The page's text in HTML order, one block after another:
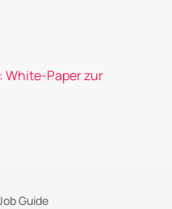
White-Paper zur
Guide